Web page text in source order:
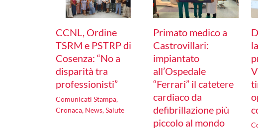
CCNL, Ordine
TSRM e PSTRP di
Cosenza: “No a
disparità tra
professionisti”
Comunicati Stampa,
Cronaca, News,Salute
Primato medico a
Castrovillari:
impiantato
all’Ospedale
“Ferrari” il catetere
cardiaco da
defibrillazione più
piccolo al mondo